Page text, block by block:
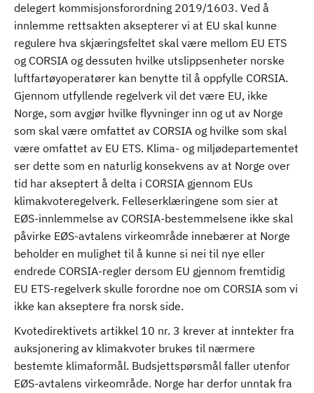
delegert kommisjonsforordning 2019/1603. Ved å
innlemme rettsakten aksepterer vi at EU skal kunne
regulere hva skjæringsfeltet skal være mellom EU ETS
og CORSIA og dessuten hvilke utslippsenheter norske
luftfartøyoperatører kan benytte til å oppfylle CORSIA.
Gjennom utfyllende regelverk vil det være EU, ikke
Norge, som avgjør hvilke flyvninger inn og ut av Norge
som skal være omfattet av CORSIA og hvilke som skal
være omfattet av EU ETS. Klima- og miljødepartementet
ser dette som en naturlig konsekvens av at Norge over
tid har akseptert å delta i CORSIA gjennom EUs
klimakvoteregelverk. Felleserklæringene som sier at
EØS-innlemmelse av CORSIA-bestemmelsene ikke skal
påvirke EØS-avtalens virkeområde innebærer at Norge
beholder en mulighet til å kunne si nei til nye eller
endrede CORSIA-regler dersom EU gjennom fremtidig
EU ETS-regelverk skulle forordne noe om CORSIA som vi
ikke kan akseptere fra norsk side.
Kvotedirektivets artikkel 10 nr. 3 krever at inntekter fra
auksjonering av klimakvoter brukes til nærmere
bestemte klimaformål. Budsjettspørsmål faller utenfor
EØS-avtalens virkeområde. Norge har derfor unntak fra